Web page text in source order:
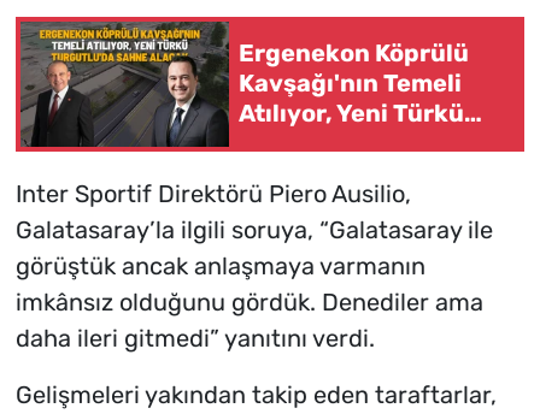
Ergenekon Köprülü
Kavşağı'nın Temeli
Atılıyor, Yeni Türkü
Inter Sportif Direktörü Piero Ausilio,
Galatasaray’la ilgili soruya, “Galatasaray ile
görüştük ancak anlaşmaya varmanın
imkânsız olduğunu gördük. Denediler ama
daha ileri gitmedi” yanıtını verdi.
Gelişmeleri yakından takip eden taraftarlar,